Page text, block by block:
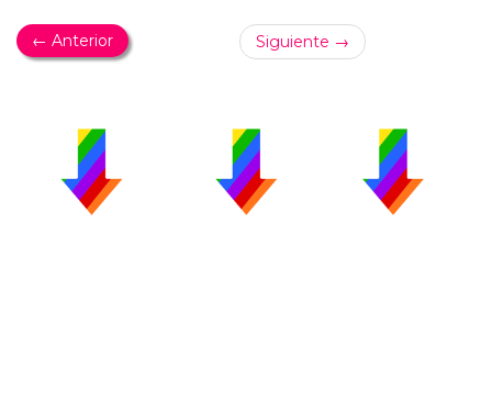
← Anterior Siguiente →